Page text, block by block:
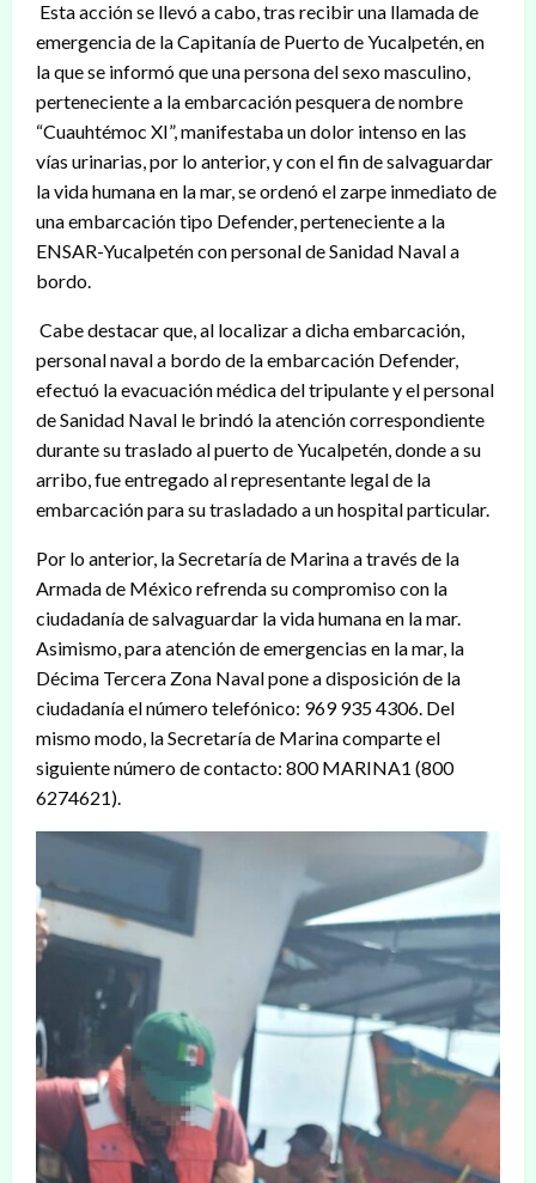
Esta acción se llevó a cabo, tras recibir una llamada de
emergencia de la Capitanía de Puerto de Yucalpetén, en
la que se informó que una persona del sexo masculino,
perteneciente a la embarcación pesquera de nombre
“Cuauhtémoc XI”, manifestaba un dolor intenso en las
vías urinarias, por lo anterior, y con el fin de salvaguardar
la vida humana en la mar, se ordenó el zarpe inmediato de
una embarcación tipo Defender, perteneciente a la
ENSAR-Yucalpetén con personal de Sanidad Naval a
bordo.
Cabe destacar que, al localizar a dicha embarcación,
personal naval a bordo de la embarcación Defender,
efectuó la evacuación médica del tripulante y el personal
de Sanidad Naval le brindó la atención correspondiente
durante su traslado al puerto de Yucalpetén, donde a su
arribo, fue entregado al representante legal de la
embarcación para su trasladado a un hospital particular.
Por lo anterior, la Secretaría de Marina a través de la
Armada de México refrenda su compromiso con la
ciudadanía de salvaguardar la vida humana en la mar.
Asimismo, para atención de emergencias en la mar, la
Décima Tercera Zona Naval pone a disposición de la
ciudadanía el número telefónico: 969 935 4306. Del
mismo modo, la Secretaría de Marina comparte el
siguiente número de contacto: 800 MARINA1 (800
6274621).